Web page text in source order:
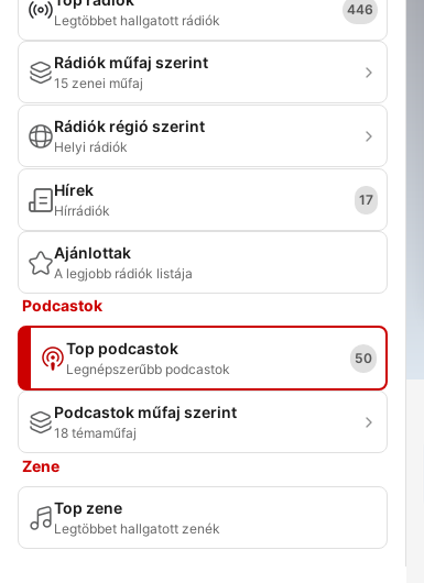
Legtöbbet hallgatott rádiók
446
Rádiók műfaj szerint
15 zenei műfaj
Rádiók régió szerint
Helyi rádiók
Hírek
Hírrádiók
17
Ajánlottak
A legjobb rádiók listája
Podcastok
Top podcastok
Legnépszerűbb podcastok
50
Podcastok műfaj szerint
18 témaműfaj
Zene
Top zene
Legtöbbet hallgatott zenék